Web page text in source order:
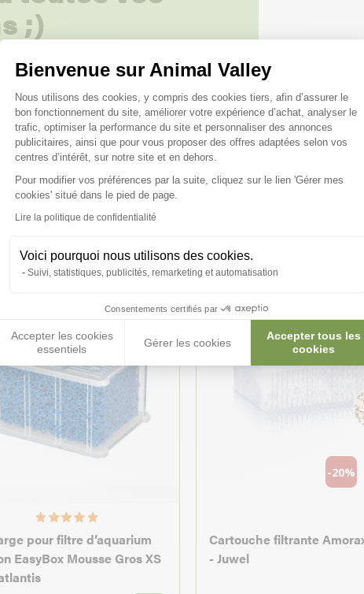
Bienvenue sur Animal Valley
Plateforme de Gestion du
Nous utilisons des cookies, y compris des cookies tiers, afin d’assurer le
bon fonctionnement du site, améliorer votre expérience d’achat, analyser le
trafic, optimiser la performance du site et personnaliser des annonces
publicitaires, ainsi que pour vous proposer des offres adaptées selon vos
centres d’intérêt, sur notre site et en dehors.
Pour modifier vos préférences par la suite, cliquez sur le lien 'Gérer mes
cookies' situé dans le pied de page.
Lire la politique de confidentialité
Voici pourquoi nous utilisons des cookies.
Suivi, statistiques, publicités, remarketing et automatisation
Consentements certifiés par
Accepter les cookies
essentiels
Gérer les cookies
Accepter tous les
cookies
Axeptio consent
;)
peuvent vous
pour filtre d’aquarium
EasyBox Mousse Gros XS
-20%
Cartouche filtrante
- Juwel